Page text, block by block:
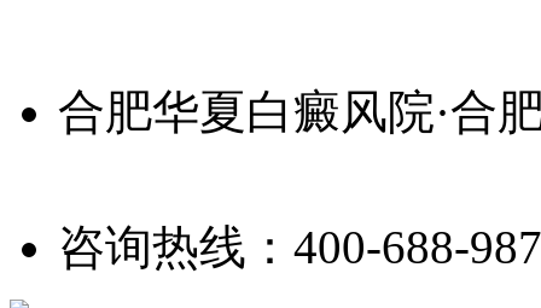
合肥华夏白癜风院·合
咨询热线：400-688-